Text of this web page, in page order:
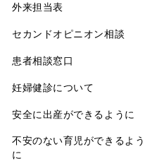
外来担当表
セカンドオピニオン相談
患者相談窓口
妊婦健診について
安全に出産ができるように
不安のない育児ができるよう
に